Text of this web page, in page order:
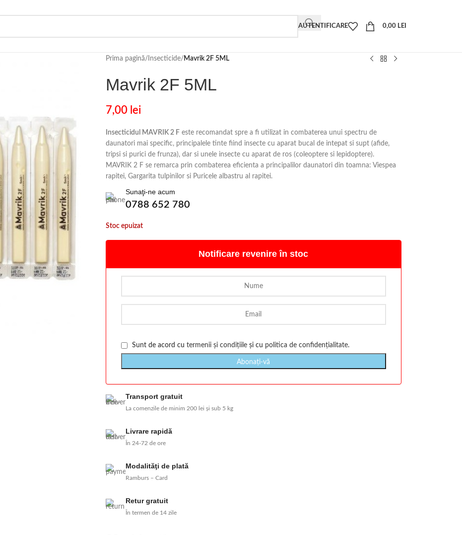
AUTENTIFICARE 0,00 LEI
Prima pagină/ Insecticide/ Mavrik 2F 5ML
Mavrik 2F 5ML
7,00 lei
Insecticidul MAVRIK 2 F este recomandat spre a fi utilizat in combaterea unui spectru de
daunatori mai specific, principalele tinte fiind insecte cu aparat bucal de intepat si supt (afide,
tripsi si purici de frunza), dar si unele insecte cu aparat de ros (coleoptere si lepidoptere).
MAVRIK 2 F se remarca prin combaterea eficienta a principalilor daunatori din toamna: Viespea
rapitei, Gargarita tulpinilor si Puricele albastru al rapitei.
Sunaţi-ne acum
0788 652 780
Stoc epuizat
Notificare revenire în stoc
Sunt de acord cu termenii și condițiileși cu politica de confidențialitate.
Transport gratuit
La comenzile de minim 200 lei și sub 5 kg
Livrare rapidă
În 24-72 de ore
Modalităţi de plată
Ramburs – Card
Retur gratuit
În termen de 14 zile